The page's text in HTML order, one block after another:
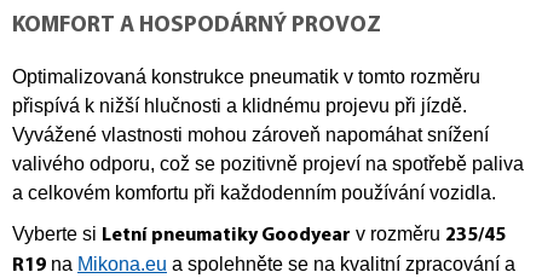
KOMFORT A HOSPODÁRNÝ PROVOZ
Optimalizovaná konstrukce pneumatik v tomto rozměru
přispívá k nižší hlučnosti a klidnému projevu při jízdě.
Vyvážené vlastnosti mohou zároveň napomáhat snížení
valivého odporu, což se pozitivně projeví na spotřebě paliva
a celkovém komfortu při každodenním používání vozidla.
Vyberte si Letní pneumatiky Goodyear v rozměru 235/45
R19 na Mikona.eu a spolehněte se na kvalitní zpracování a